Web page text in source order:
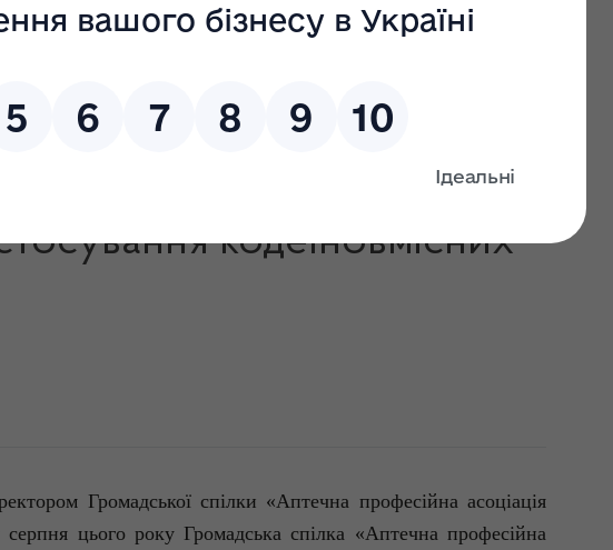
крові та
нагляд
реєстри
портал
Держлікслужби
немедичного застосування кодеїновмісних препаратів
аптечної спільноти
кодеїновмісних
Громадської спілки «Аптечна професійна асоціація
цього року Громадська спілка «Аптечна професійна